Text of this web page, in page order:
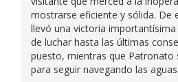
mostrarse eficiente y sólida. De
llevó una victoria
de luchar hasta las últimas
puesto, mientras que Patronato
para seguir navegando las